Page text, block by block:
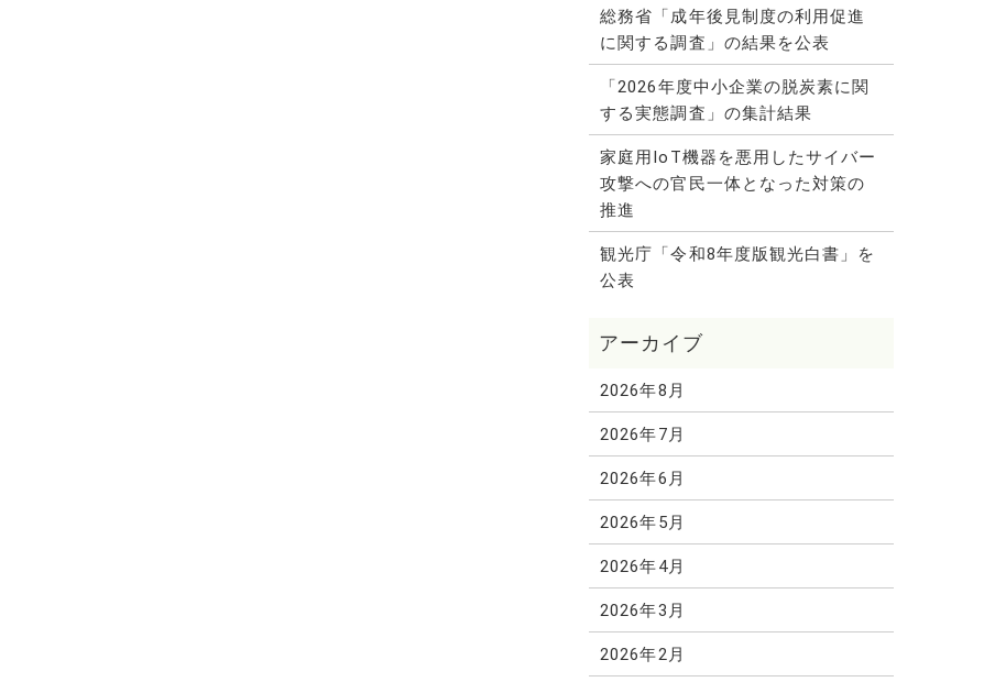
総務省「成年後見制度の利用促進
に関する調査」の結果を公表
「2026年度中小企業の脱炭素に関
する実態調査」の集計結果
家庭用IoT機器を悪用したサイバー
攻撃への官民一体となった対策の
推進
観光庁「令和8年度版観光白書」を
公表
2026年8月
2026年7月
2026年6月
2026年5月
2026年4月
2026年3月
2026年2月